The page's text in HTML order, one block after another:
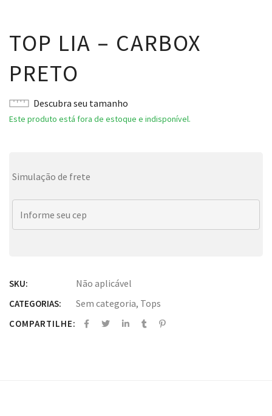
TOP LIA – CARBOX
PRETO
Descubra seu tamanho
Este produto está fora de estoque e indisponível.
Simulação de frete
SKU: Não aplicável
CATEGORIAS: Sem categoria, Tops
COMPARTILHE: